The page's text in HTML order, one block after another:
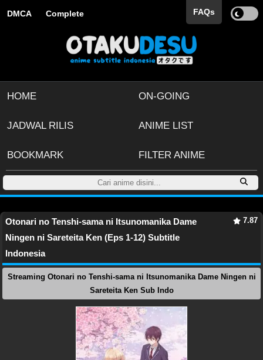
DMCA Complete FAQs
HOME ON-GOING
JADWAL RILIS ANIME LIST
BOOKMARK FILTER ANIME
Otonari no Tenshi-sama ni Itsunomanika Dame
Ningen ni Sareteita Ken (Eps 1-12) Subtitle
Indonesia
7.87
Streaming Otonari no Tenshi-sama ni Itsunomanika Dame Ningen ni
Sareteita Ken Sub Indo